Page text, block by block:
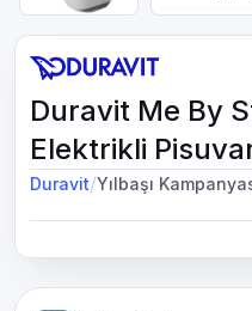
Duravit Me By
Elektrikli
Duravit/Yılbaşı